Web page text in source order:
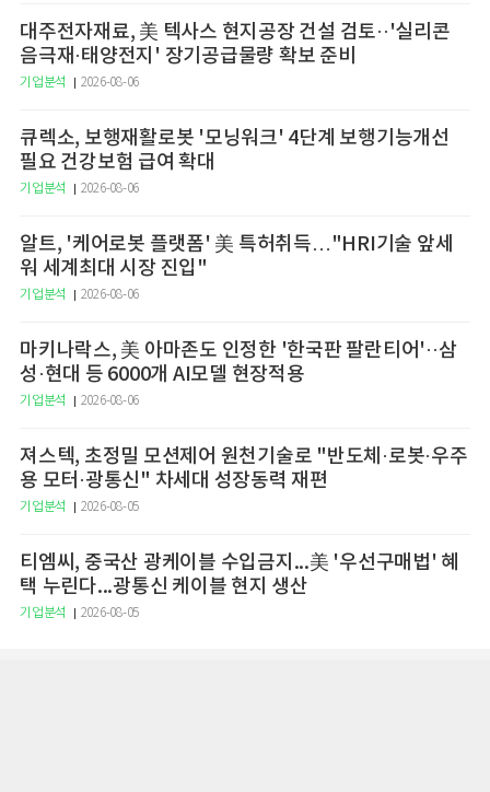
대주전자재료, 美 텍사스 현지공장 건설 검토··'실리콘
음극재·태양전지' 장기공급물량 확보 준비
기업분석 2026-08-06
큐렉소, 보행재활로봇 '모닝워크' 4단계 보행기능개선
필요 건강보험 급여 확대
기업분석 2026-08-06
알트, '케어로봇 플랫폼' 美 특허취득…"HRI기술 앞세
워 세계최대 시장 진입"
기업분석 2026-08-06
마키나락스, 美 아마존도 인정한 '한국판 팔란티어'··삼
성·현대 등 6000개 AI모델 현장적용
기업분석 2026-08-06
져스텍, 초정밀 모션제어 원천기술로 "반도체·로봇·우주
용 모터·광통신" 차세대 성장동력 재편
기업분석 2026-08-05
티엠씨, 중국산 광케이블 수입금지...美 '우선구매법' 혜
택 누린다...광통신 케이블 현지 생산
기업분석 2026-08-05